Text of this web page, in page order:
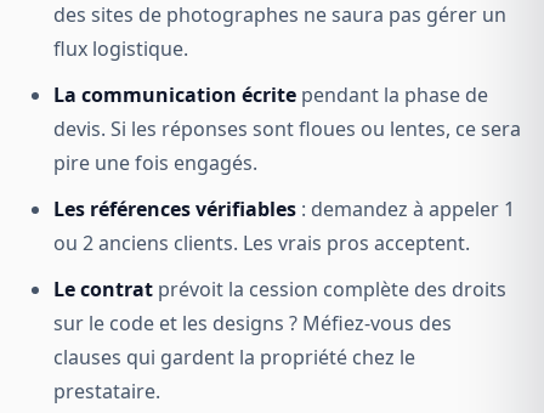
des sites de photographes ne saura pas gérer un
flux logistique.
La communication écrite pendant la phase de
devis. Si les réponses sont floues ou lentes, ce sera
pire une fois engagés.
Les références vérifiables : demandez à appeler 1
ou 2 anciens clients. Les vrais pros acceptent.
Le contrat prévoit la cession complète des droits
sur le code et les designs ? Méfiez-vous des
clauses qui gardent la propriété chez le
prestataire.